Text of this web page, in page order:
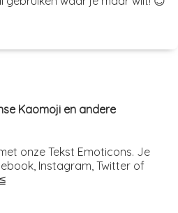
Kaomoji en andere
onze Tekst Emoticons. Je
Instagram, Twitter of